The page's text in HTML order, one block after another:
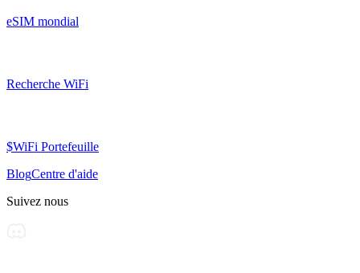
eSIM mondial
Recherche WiFi
$WiFi Portefeuille
BlogCentre d'aide
Suivez nous